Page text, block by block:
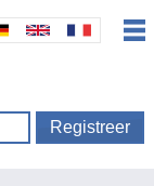
Registreer